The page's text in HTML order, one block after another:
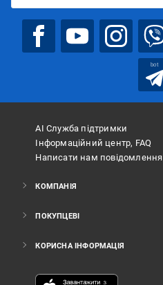
bot
АІ Служба підтримки
Інформаційний центр, FAQ
Написати нам повідомлення
КОМПАНІЯ
ПОКУПЦЕВІ
КОРИСНА ІНФОРМАЦІЯ